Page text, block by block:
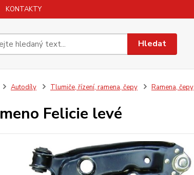
KONTAKTY
Hledat
Autodíly Tlumiče, řízení, ramena, čepy Ramena, čepy
Felicie levé